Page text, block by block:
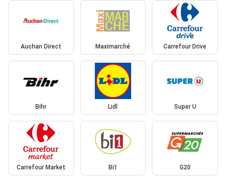
Auchan Direct Maximarché Carrefour Drive
Bihr Lidl Super U
Carrefour Market Bi1 G20